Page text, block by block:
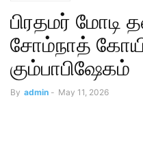
பிரதமர் மோடி
சோம்நாத்
கும்பாபிஷேகம்
By admin - May 11, 2026